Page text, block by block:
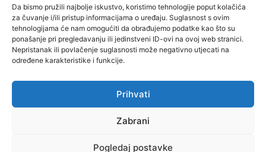
Da bismo pružili najbolje iskustvo, koristimo tehnologije poput kolačića
za čuvanje i/ili pristup informacijama o uređaju. Suglasnost s ovim
tehnologijama će nam omogućiti da obrađujemo podatke kao što su
ponašanje pri pregledavanju ili jedinstveni ID-ovi na ovoj web stranici.
Nepristanak ili povlačenje suglasnosti može negativno utjecati na
određene karakteristike i funkcije.
Prihvati
Zabrani
Pogledaj postavke
"Muževni budite" prvi je
hrvatski portal za katoličke
muškarce koji pokušava
reafirmirati u današnje
vrijeme itekako narušen
biblijski koncept muževnosti,
koji pokušavamo osvijetliti iz
više aspekata, prigodnih
rubrika i poticajnih inicijativa.